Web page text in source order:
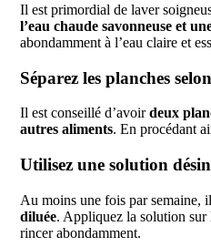
Il est primordial de laver
l’eau chaude savonneuse et
abondamment à l’eau claire et
Séparez les planches
Il est conseillé d’avoirdeux
autres aliments. En procédant
Utilisez une solution
Au moins une fois par semaine,
diluée. Appliquez la solution sur
rincer abondamment.